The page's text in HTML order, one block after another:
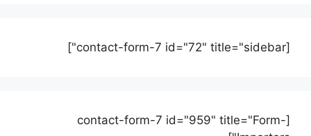
[contact-form-7 id="72" title="sidebar"]
[contact-form-7 id="959" title="Form-